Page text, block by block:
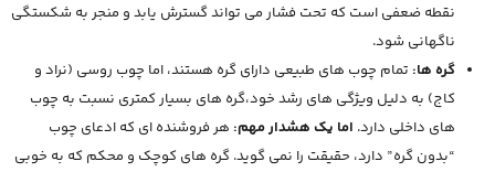
نقطه ضعفی است که تحت فشار می تواند گسترش یابد و منجر به شکستگی
ناگهانی شود.
گره ها: تمام چوب های طبیعی دارای گره هستند، اما چوب روسی (نراد و
کاج) به دلیل ویژگی های رشد خود،گره های بسیار کمتری نسبت به چوب
های داخلی دارد. اما یک هشدار مهم: هر فروشنده ای که ادعای چوب
“بدون گره” دارد، حقیقت را نمی گوید. گره های کوچک و محکم که به خوبی